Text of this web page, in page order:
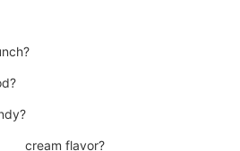
cream flavor?